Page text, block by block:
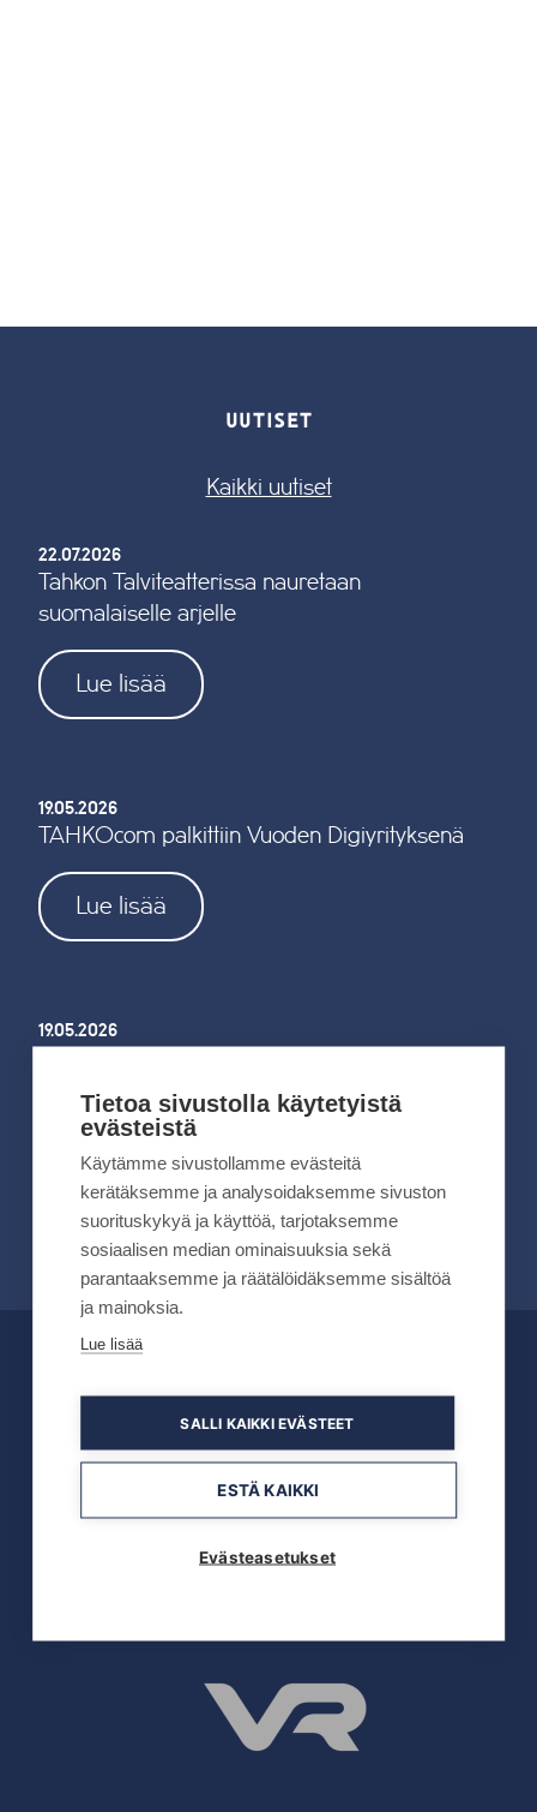
UUTISET
Kaikki uutiset
22.07.2026
Tahkon Talviteatterissa nauretaan
suomalaiselle arjelle
Lue lisää
19.05.2026
TAHKOcom palkittiin Vuoden Digiyrityksenä
Lue lisää
19.05.2026
kesällä 2026
Lue lisää
Tietoa sivustolla käytetyistä
evästeistä
Käytämme sivustollamme evästeitä
kerätäksemme ja analysoidaksemme sivuston
suorituskykyä ja käyttöä, tarjotaksemme
sosiaalisen median ominaisuuksia sekä
parantaaksemme ja räätälöidäksemme sisältöä
ja mainoksia.
Lue lisää
SALLI KAIKKI EVÄSTEET
ESTÄ KAIKKI
Evästeasetukset